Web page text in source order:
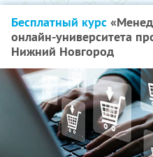
Бесплатный курс
онлайн-университета
Нижний Новгород